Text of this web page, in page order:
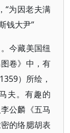
“为因老夫满
钱大尹”
今藏美国纽
卷》中，有
）所绘，
夫。有趣的
公麟《五马
的络腮胡表